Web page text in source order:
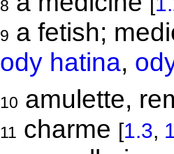
8
9 a fetish;
ody hatina,
10 amulette,
11 charme [1.3,